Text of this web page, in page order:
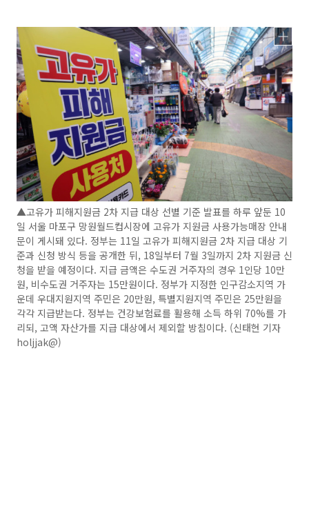
▲고유가 피해지원금 2차 지급 대상 선별 기준 발표를 하루 앞둔 10
일 서울 마포구 망원월드컵시장에 고유가 지원금 사용가능매장 안내
문이 게시돼 있다. 정부는 11일 고유가 피해지원금 2차 지급 대상 기
준과 신청 방식 등을 공개한 뒤, 18일부터 7월 3일까지 2차 지원금 신
청을 받을 예정이다. 지급 금액은 수도권 거주자의 경우 1인당 10만
원, 비수도권 거주자는 15만원이다. 정부가 지정한 인구감소지역 가
운데 우대지원지역 주민은 20만원, 특별지원지역 주민은 25만원을
각각 지급받는다. 정부는 건강보험료를 활용해 소득 하위 70%를 가
리되, 고액 자산가를 지급 대상에서 제외할 방침이다. (신태현 기자
holjjak@)